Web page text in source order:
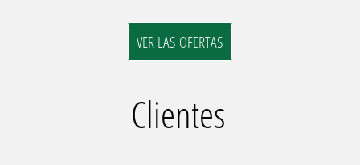
VER LAS OFERTAS
Clientes